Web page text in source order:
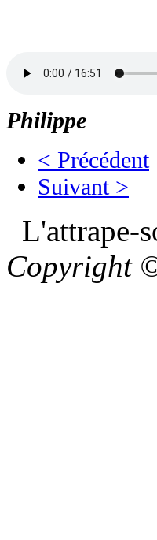
Philippe
< Précédent
Suivant >
Copyright